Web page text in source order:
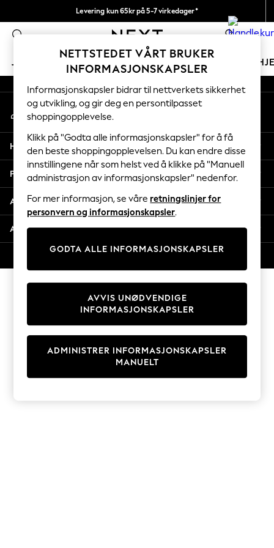
Levering kun 65kr på 5-7 virkedager*
Vi betaler alle tollavgifter 0
JENTER GUTTER BABY KVINNER
GIRLS
New In
50 - 92cm
98 - 110cm
116 - 134cm
140 - 174cm
Trending: Top & Short Sets
Trending: Clogs
Toy Story
THE SET
Coats & Jackets
Sweatshirts & Hoodies
Knitwear
Cardigans
Dresses
Sets & Outfits
T-Shirts
An error occurred on client
Våre sosiale nettverk
Min konto
Logg inn på kontoen din
Hjelp
Personvern & Juridisk
Avdelinger
Andre tjenester
NETTSTEDET VÅRT BRUKER
INFORMASJONSKAPSLER
Informasjonskapsler bidrar til nettverkets sikkerhet
og utvikling, og gir deg en persontilpasset
shoppingopplevelse.
Klikk på "Godta alle informasjonskapsler" for å få
den beste shoppingopplevelsen. Du kan endre disse
innstillingene når som helst ved å klikke på "Manuell
administrasjon av informasjonskapsler" nedenfor.
For mer informasjon, se våre retningslinjer for
personvern og informasjonskapsler.
GODTA ALLE INFORMASJONSKAPSLER
ADMINISTRER INFORMASJONSKAPSLER
MANUELT
AVVIS UNØDVENDIGE
INFORMASJONSKAPSLER